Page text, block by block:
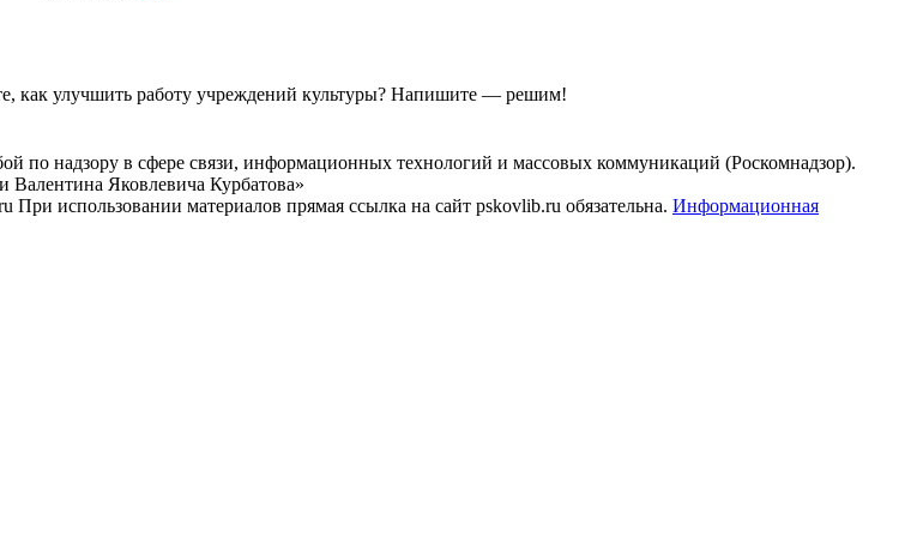
как улучшить работу учреждений культуры? Напишите — решим!
надзору в сфере связи, информационных технологий и массовых коммуникаций (Роскомнадзор).
Валентина Яковлевича Курбатова»
При использовании материалов прямая ссылка на сайт pskovlib.ru обязательна. Информационная